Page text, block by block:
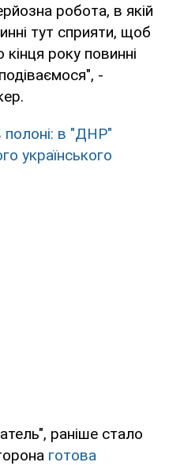
робота, в якій
тут сприяти, щоб
року повинні
-
в "ДНР"
українського
раніше стало
готова